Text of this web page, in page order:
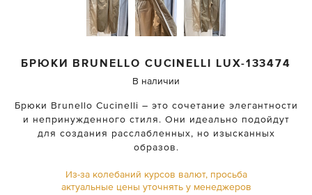
БРЮКИ BRUNELLO CUCINELLI LUX-133474
В наличии
Брюки Brunello Cucinelli – это сочетание элегантности
и непринужденного стиля. Они идеально подойдут
для создания расслабленных, но изысканных
образов.
Из-за колебаний курсов валют, просьба
актуальные цены уточнять у менеджеров